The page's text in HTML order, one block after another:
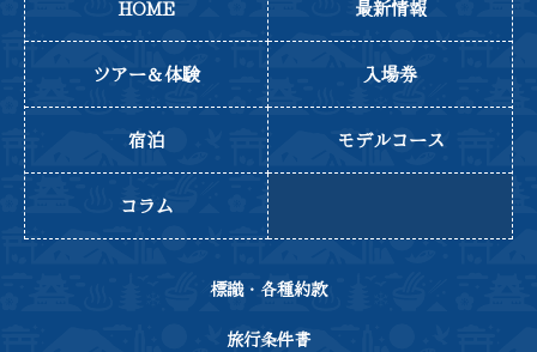
HOME 最新情報
ツアー＆体験 入場券
宿泊 モデルコース
コラム
標識・各種約款
旅行条件書